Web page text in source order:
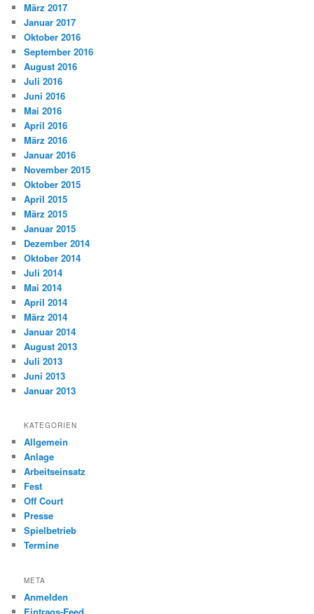
März 2017
Januar 2017
Oktober 2016
September 2016
August 2016
Juli 2016
Juni 2016
Mai 2016
April 2016
März 2016
Januar 2016
November 2015
Oktober 2015
April 2015
März 2015
Januar 2015
Dezember 2014
Oktober 2014
Juli 2014
Mai 2014
April 2014
März 2014
Januar 2014
August 2013
Juli 2013
Juni 2013
Januar 2013
KATEGORIEN
Allgemein
Anlage
Arbeitseinsatz
Fest
Off Court
Presse
Spielbetrieb
Termine
META
Anmelden
Eintrags-Feed